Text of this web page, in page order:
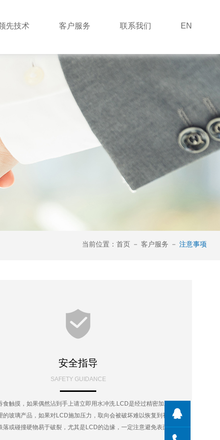
先技术 客户服务 联系我们 EN
当前位置：首页 －客户服务 －注意事项
安全指导
SAFETY GUIDANCE
食触摸，如果偶然沾到手上请立即用水冲洗.LCD是经过精密加工，特
的玻璃产品，如果对LCD施加压力，取向会被破坏难以恢复到初始状
落或碰撞硬物易于破裂，尤其是LCD的边缘，一定注意避免表面磕